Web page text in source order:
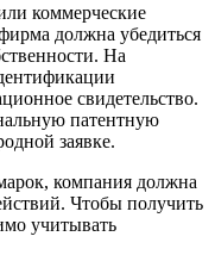
коммерческие
должна убедиться
На
свидетельство.
патентную
заявке.
компания должна
Чтобы получить
учитывать